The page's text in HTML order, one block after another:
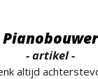
Pianobouwer
- artikel -
altijd